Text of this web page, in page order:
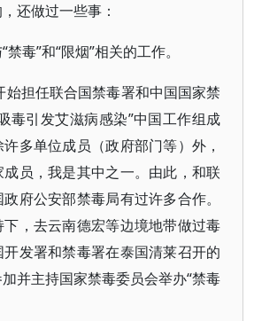
还做过一些事：
毒”和“限烟”相关的工作。
始担任联合国禁毒署和中国国家禁
毒引发艾滋病感染”中国工作组成
多单位成员（政府部门等）外，
员，我是其中之一。由此，和联
府公安部禁毒局有过许多合作。
，去云南德宏等边境地带做过毒
发署和禁毒署在泰国清莱召开的
并主持国家禁毒委员会举办“禁毒